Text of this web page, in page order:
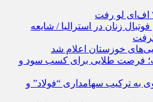
ملی‌پوش فوتبال زنان در استرالیا / شایعه
گرفت
خوزستان اعلام شد
فرصت طلایی برای کسب سود و
ترکیب سهامداری “فولاد” و